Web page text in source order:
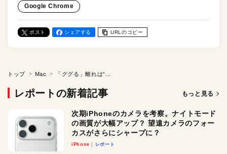
Google Chrome
ポスト シェアする URLのコピー
トップ Mac
レポートの新着記事 もっと見る
次期iPhoneのカメラを考察。ナイトモード
の画質が大幅アップ？ 望遠カメラのフォー
カスがさらにシャープに？
iPhone レポート